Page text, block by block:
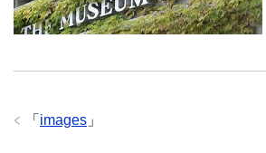
「 images 」